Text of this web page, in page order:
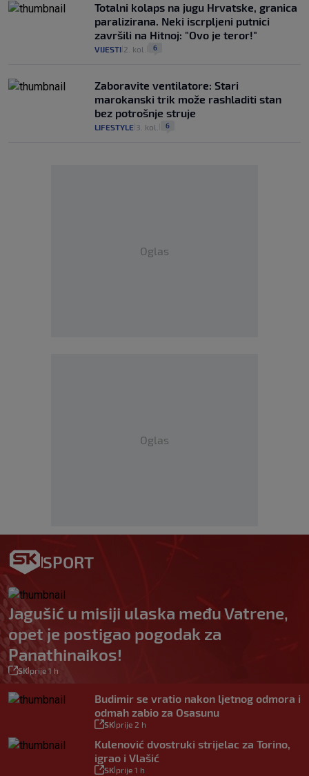
Totalni kolaps na jugu Hrvatske, granica
paralizirana. Neki iscrpljeni putnici
završili na Hitnoj: "Ovo je teror!"
VIJESTI 2. kol. 6
Zaboravite ventilatore: Stari
marokanski trik može rashladiti stan
bez potrošnje struje
LIFESTYLE 3. kol. 6
Oglas
Oglas
SPORT
Jagušić u misiji ulaska među Vatrene,
opet je postigao pogodak za
Panathinaikos!
SK prije 1 h
Budimir se vratio nakon ljetnog odmora i
odmah zabio za Osasunu
SK prije 2 h
Kulenović dvostruki strijelac za Torino,
igrao i Vlašić
SK prije 1 h